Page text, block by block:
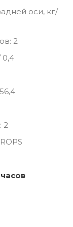
оси, кг/
2
0,4
2